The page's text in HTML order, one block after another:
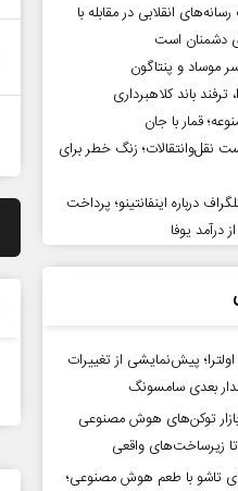
انقلابی در مقابله با
دشمنان است
موساد و پنتاگون
ترفند باند کلاهبرداری
قمار با جان
نقل‌وانتقالات؛ زنگ خطر برای
درباره اینفانتینو؛ پرداخت
درآمد یوفا
گلکسی اس ۲۷ اولترا؛ پیش‌نمایشی از تغییرات
بعدی سامسونگ
توکن‌های هوش مصنوعی
تاشو‌ با طعم هوش مصنوعی؛